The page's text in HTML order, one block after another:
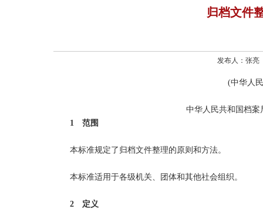
归档文件
发布人：张亮
(中华人
中华人民共和国档案
1 范围
本标准规定了归档文件整理的原则和方法。
本标准适用于各级机关、团体和其他社会组织。
2 定义